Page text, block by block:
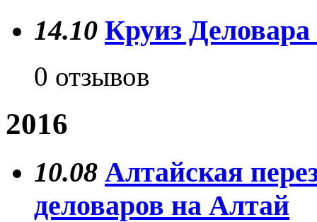
14.10 Круиз
0 отзывов
2016
10.08 Алтайская
деловаров на Алтай